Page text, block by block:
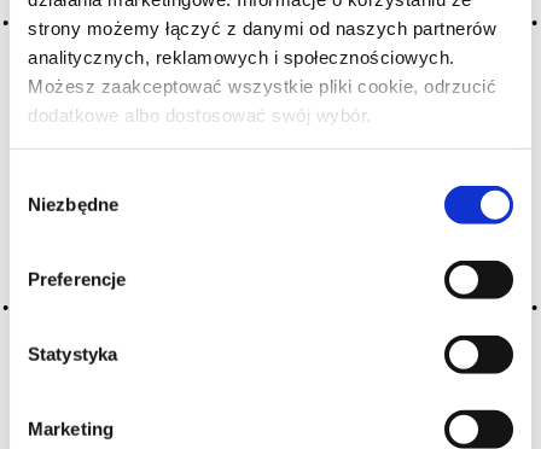
strony możemy łączyć z danymi od naszych partnerów
analitycznych, reklamowych i społecznościowych.
Możesz zaakceptować wszystkie pliki cookie, odrzucić
dodatkowe albo dostosować swój wybór.
zgody
Niezbędne
Preferencje
Statystyka
Marketing
Czy masz ukończone 18 lat?
U V W X-Y
Z-Ź-Ż
Cały czas pracujemy nad wprowadzaniem do
-proszę nas o tym poinformować